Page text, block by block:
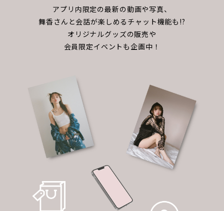
アプリ内限定の最新の動画や写真、
舞香さんと会話が楽しめるチャット機能も!?
オリジナルグッズの販売や
会員限定イベントも企画中！